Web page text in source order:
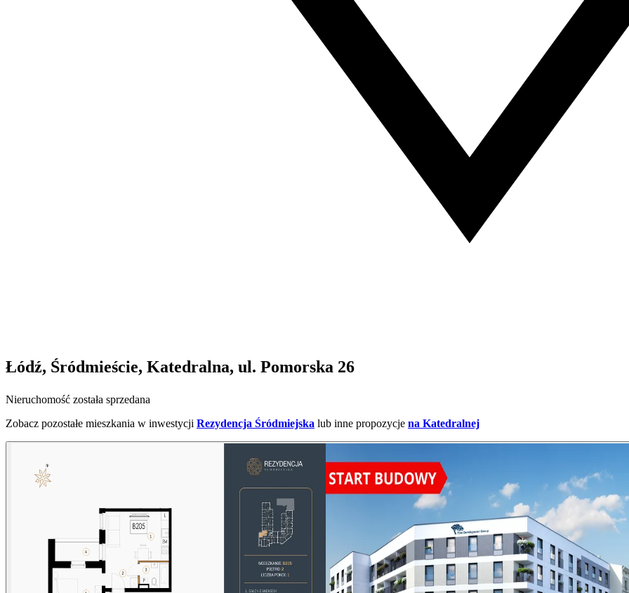
Łódź, Śródmieście, Katedralna, ul. Pomorska 26
Nieruchomość została sprzedana
Zobacz pozostałe mieszkania w inwestycji Rezydencja Śródmiejska lub inne propozycje na Katedralnej